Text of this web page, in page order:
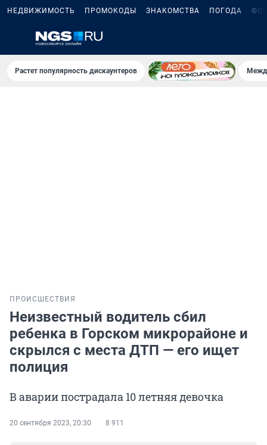
НЕДВИЖИМОСТЬ ПРОМОКОДЫ ЗНАКОМСТВА ПОГОДА
Растет популярность дискаунтеров
ПРОИСШЕСТВИЯ
Неизвестный водитель сбил
ребенка в Горском микрорайоне и
скрылся с места ДТП — его ищет
полиция
В аварии пострадала 10 летняя девочка
20 сентября 2023, 20:30 8 911